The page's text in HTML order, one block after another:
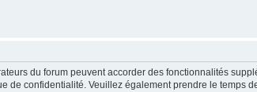
du forum peuvent accorder des fonctionnalités
de confidentialité. Veuillez également prendre le temps